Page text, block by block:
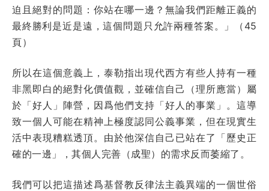
迫且絕對的問題：你站在哪一邊？無論我們距離正義的
最終勝利是近是遠，這個問題只允許兩種答案。」（45
頁）
所以在這個意義上，泰勒指出現代西方有些人持有一種
非黑即白的絕對化價值觀，並確信自己（理所應當）屬
於「好人」陣營，因爲他們支持「好人的事業」。這導
致一個人可能在精神上極度認同公義事業，但在現實生
活中表現糟糕透頂。由於他深信自己已站在了「歷史正
確的一邊」，其個人完善（成聖）的需求反而萎縮了。
我們可以把這描述爲基督教反律法主義異端的一個世俗